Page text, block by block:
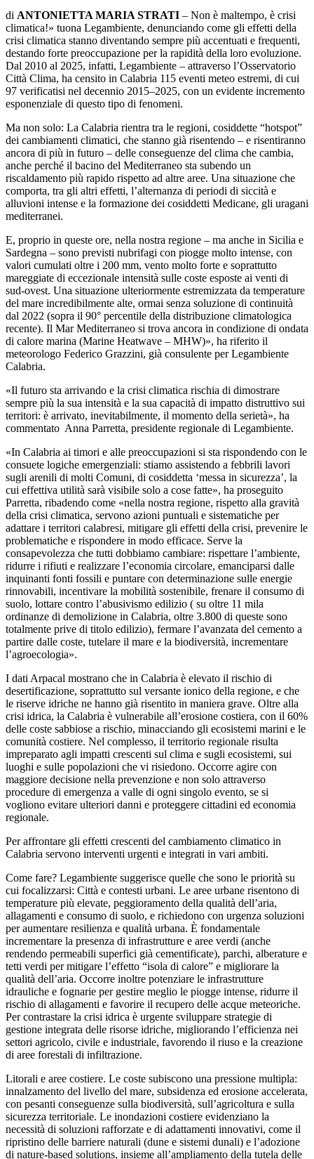
di ANTONIETTA MARIA STRATI – Non è maltempo, è crisi
climatica!» tuona Legambiente, denunciando come gli effetti della
crisi climatica stanno diventando sempre più accentuati e frequenti,
destando forte preoccupazione per la rapidità della loro evoluzione.
Dal 2010 al 2025, infatti, Legambiente – attraverso l’Osservatorio
Città Clima, ha censito in Calabria 115 eventi meteo estremi, di cui
97 verificatisi nel decennio 2015–2025, con un evidente incremento
esponenziale di questo tipo di fenomeni.
Ma non solo: La Calabria rientra tra le regioni, cosiddette “hotspot”
dei cambiamenti climatici, che stanno già risentendo – e risentiranno
ancora di più in futuro – delle conseguenze del clima che cambia,
anche perché il bacino del Mediterraneo sta subendo un
riscaldamento più rapido rispetto ad altre aree. Una situazione che
comporta, tra gli altri effetti, l’alternanza di periodi di siccità e
alluvioni intense e la formazione dei cosiddetti Medicane, gli uragani
mediterranei.
E, proprio in queste ore, nella nostra regione – ma anche in Sicilia e
Sardegna – sono previsti nubrifagi con piogge molto intense, con
valori cumulati oltre i 200 mm, vento molto forte e soprattutto
mareggiate di eccezionale intensità sulle coste esposte ai venti di
sud-ovest. Una situazione ulteriormente estremizzata da temperature
del mare incredibilmente alte, ormai senza soluzione di continuità
dal 2022 (sopra il 90° percentile della distribuzione climatologica
recente). Il Mar Mediterraneo si trova ancora in condizione di ondata
di calore marina (Marine Heatwave – MHW)», ha riferito il
meteorologo Federico Grazzini, già consulente per Legambiente
Calabria.
«Il futuro sta arrivando e la crisi climatica rischia di dimostrare
sempre più la sua intensità e la sua capacità di impatto distruttivo sui
territori: è arrivato, inevitabilmente, il momento della serietà», ha
commentato Anna Parretta, presidente regionale di Legambiente.
«In Calabria ai timori e alle preoccupazioni si sta rispondendo con le
consuete logiche emergenziali: stiamo assistendo a febbrili lavori
sugli arenili di molti Comuni, di cosiddetta ‘messa in sicurezza’, la
cui effettiva utilità sarà visibile solo a cose fatte», ha proseguito
Parretta, ribadendo come «nella nostra regione, rispetto alla gravità
della crisi climatica, servono azioni puntuali e sistematiche per
adattare i territori calabresi, mitigare gli effetti della crisi, prevenire le
problematiche e rispondere in modo efficace. Serve la
consapevolezza che tutti dobbiamo cambiare: rispettare l’ambiente,
ridurre i rifiuti e realizzare l’economia circolare, emanciparsi dalle
inquinanti fonti fossili e puntare con determinazione sulle energie
rinnovabili, incentivare la mobilità sostenibile, frenare il consumo di
suolo, lottare contro l’abusivismo edilizio ( su oltre 11 mila
ordinanze di demolizione in Calabria, oltre 3.800 di queste sono
totalmente prive di titolo edilizio), fermare l’avanzata del cemento a
partire dalle coste, tutelare il mare e la biodiversità, incrementare
l’agroecologia».
I dati Arpacal mostrano che in Calabria è elevato il rischio di
desertificazione, soprattutto sul versante ionico della regione, e che
le riserve idriche ne hanno già risentito in maniera grave. Oltre alla
crisi idrica, la Calabria è vulnerabile all’erosione costiera, con il 60%
delle coste sabbiose a rischio, minacciando gli ecosistemi marini e le
comunità costiere. Nel complesso, il territorio regionale risulta
impreparato agli impatti crescenti sul clima e sugli ecosistemi, sui
luoghi e sulle popolazioni che vi risiedono. Occorre agire con
maggiore decisione nella prevenzione e non solo attraverso
procedure di emergenza a valle di ogni singolo evento, se si
vogliono evitare ulteriori danni e proteggere cittadini ed economia
regionale.
Per affrontare gli effetti crescenti del cambiamento climatico in
Calabria servono interventi urgenti e integrati in vari ambiti.
Come fare? Legambiente suggerisce quelle che sono le priorità su
cui focalizzarsi: Città e contesti urbani. Le aree urbane risentono di
temperature più elevate, peggioramento della qualità dell’aria,
allagamenti e consumo di suolo, e richiedono con urgenza soluzioni
per aumentare resilienza e qualità urbana. È fondamentale
incrementare la presenza di infrastrutture e aree verdi (anche
rendendo permeabili superfici già cementificate), parchi, alberature e
tetti verdi per mitigare l’effetto “isola di calore” e migliorare la
qualità dell’aria. Occorre inoltre potenziare le infrastrutture
idrauliche e fognarie per gestire meglio le piogge intense, ridurre il
rischio di allagamenti e favorire il recupero delle acque meteoriche.
Per contrastare la crisi idrica è urgente sviluppare strategie di
gestione integrata delle risorse idriche, migliorando l’efficienza nei
settori agricolo, civile e industriale, favorendo il riuso e la creazione
di aree forestali di infiltrazione.
Litorali e aree costiere. Le coste subiscono una pressione multipla:
innalzamento del livello del mare, subsidenza ed erosione accelerata,
con pesanti conseguenze sulla biodiversità, sull’agricoltura e sulla
sicurezza territoriale. Le inondazioni costiere evidenziano la
necessità di soluzioni rafforzate e di adattamenti innovativi, come il
ripristino delle barriere naturali (dune e sistemi dunali) e l’adozione
di nature-based solutions, insieme all’ampliamento della tutela delle